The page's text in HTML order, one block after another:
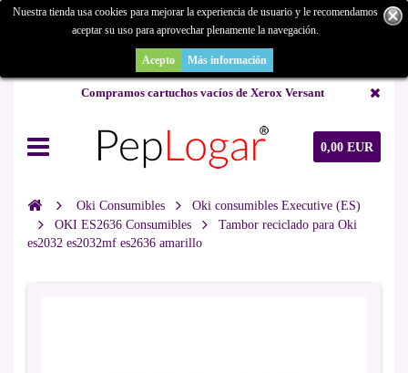
¿Buscas un repuesto de copiadora o buscas una de ocasión y no la
encuentras? Consúltanos.
Compramos cartuchos vacíos de Xerox Versant
0,00 EUR
Nuestra tienda usa cookies para mejorar la experiencia de usuario y le recomendamos
aceptar su uso para aprovechar plenamente la navegación.
Acepto Más información
Oki Consumibles
Oki consumibles Executive (ES)
OKI ES2636 Consumibles
Tambor reciclado para Oki
es2032 es2032mf es2636 amarillo